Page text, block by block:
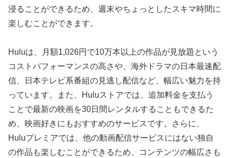
浸ることができるため、週末やちょっとしたスキマ時間に
楽しむことができます。
Huluは、月額1,026円で10万本以上の作品が見放題という
コストパフォーマンスの高さや、海外ドラマの日本最速配
信、日本テレビ系番組の見逃し配信など、幅広い魅力を持
っています。また、Huluストアでは、追加料金を支払う
ことで最新の映画を30日間レンタルすることもできるた
め、映画好きにもおすすめのサービスです。さらに、
Huluプレミアでは、他の動画配信サービスにはない独自
の作品も楽しむことができるため、コンテンツの幅広さも